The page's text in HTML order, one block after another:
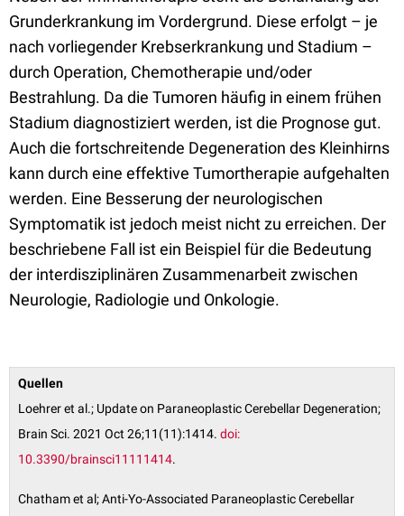
Grunderkrankung im Vordergrund. Diese erfolgt – je
nach vorliegender Krebserkrankung und Stadium –
durch Operation, Chemotherapie und/oder
Bestrahlung. Da die Tumoren häufig in einem frühen
Stadium diagnostiziert werden, ist die Prognose gut.
Auch die fortschreitende Degeneration des Kleinhirns
kann durch eine effektive Tumortherapie aufgehalten
werden. Eine Besserung der neurologischen
Symptomatik ist jedoch meist nicht zu erreichen. Der
beschriebene Fall ist ein Beispiel für die Bedeutung
der interdisziplinären Zusammenarbeit zwischen
Neurologie, Radiologie und Onkologie.
Quellen
Loehrer et al.; Update on Paraneoplastic Cerebellar Degeneration;
Brain Sci. 2021 Oct 26;11(11):1414. doi:
10.3390/brainsci11111414.
Chatham et al; Anti-Yo-Associated Paraneoplastic Cerebellar